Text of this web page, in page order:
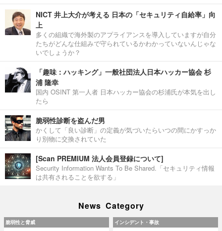
NICT 井上大介が考える 日本の「セキュリティ自給率」向
上
多くの組織で海外製のアプライアンスを導入していますが自分
たちがどんな仕組みで守られているかわかっていないんじゃな
いでしょうか？
「趣味：ハッキング」一般社団法人日本ハッカー協会 杉
浦 隆幸
国内 OSINT 第一人者 日本ハッカー協会の杉浦氏が本気を出し
たら
脆弱性診断を盗んだ男
かくして「良い診断」の定義が気づいたらいつの間にかすっか
り別物に交換されていた
[Scan PREMIUM 法人会員登録について]
Security Information Wants To Be Shared.「セキュリティ情報
は共有されることを欲する」
News Category
脆弱性と脅威 インシデント・事故